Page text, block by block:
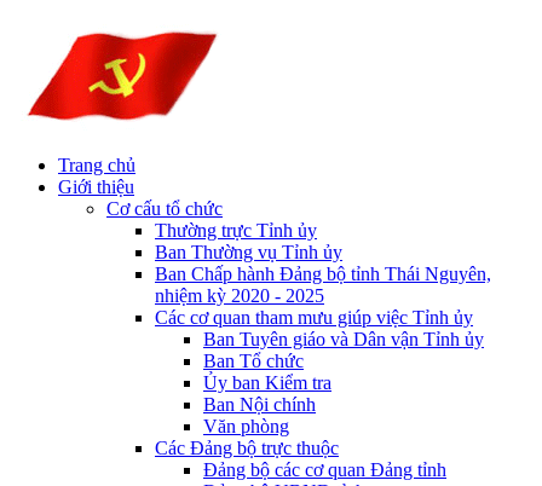
Trang chủ
Giới thiệu
Cơ cấu tổ chức
Thường trực Tỉnh ủy
Ban Thường vụ Tỉnh ủy
Ban Chấp hành Đảng bộ tỉnh Thái Nguyên,
nhiệm kỳ 2020 - 2025
Các cơ quan tham mưu giúp việc Tỉnh ủy
Ban Tuyên giáo và Dân vận Tỉnh ủy
Ban Tổ chức
Ủy ban Kiểm tra
Ban Nội chính
Văn phòng
Các Đảng bộ trực thuộc
Đảng bộ các cơ quan Đảng tỉnh